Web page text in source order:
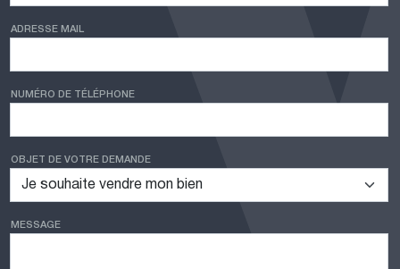
ADRESSE MAIL
NUMÉRO DE TÉLÉPHONE
OBJET DE VOTRE DEMANDE
MESSAGE